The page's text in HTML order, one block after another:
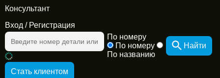
Консультант
Вход / Регистрация
По номеру
По номеру
По названию
Найти